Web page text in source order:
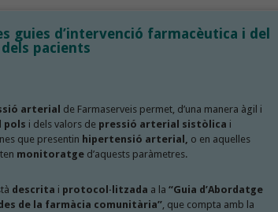
guies d’intervenció farmacèutica i del
pacients
arterial de Farmaserveis permet, d’una manera àgil i
pols i dels valors de pressió arterial sistòlica i
que presentin hipertensió arterial, o en aquelles
monitoratge d’aquests paràmetres.
descrita i protocol·litzada a la “Guia d’Abordatge
de la farmàcia comunitària”, que compta amb la